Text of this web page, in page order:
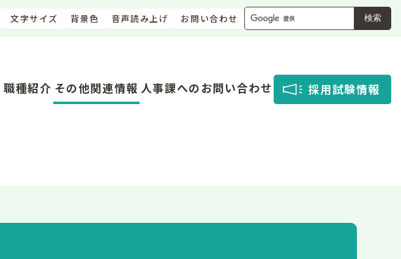
文字サイズ 背景色 音声読み上げ お問い合わせ 検索
職種紹介 その他関連情報 人事課へのお問い合わせ 採用試験情報